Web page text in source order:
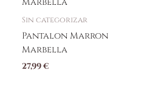
Sin categorizar
Pantalon Marron
Marbella
27,99€
tiene
variantes.
opciones